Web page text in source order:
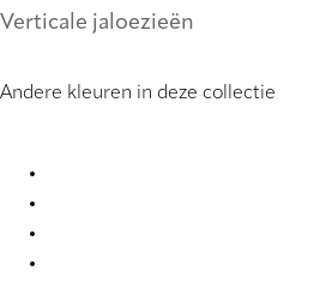
Verticale jaloezieën
Andere kleuren in deze collectie